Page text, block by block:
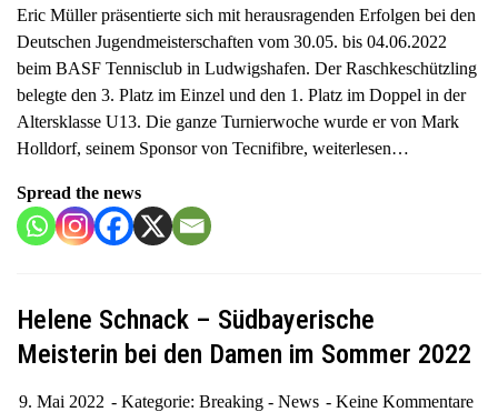
Eric Müller präsentierte sich mit herausragenden Erfolgen bei den
Deutschen Jugendmeisterschaften vom 30.05. bis 04.06.2022
beim BASF Tennisclub in Ludwigshafen. Der Raschkeschützling
belegte den 3. Platz im Einzel und den 1. Platz im Doppel in der
Altersklasse U13. Die ganze Turnierwoche wurde er von Mark
Holldorf, seinem Sponsor von Tecnifibre, weiterlesen…
Spread the news
Helene Schnack – Südbayerische
Meisterin bei den Damen im Sommer 2022
9. Mai 2022 Kategorie: Breaking - News Keine Kommentare